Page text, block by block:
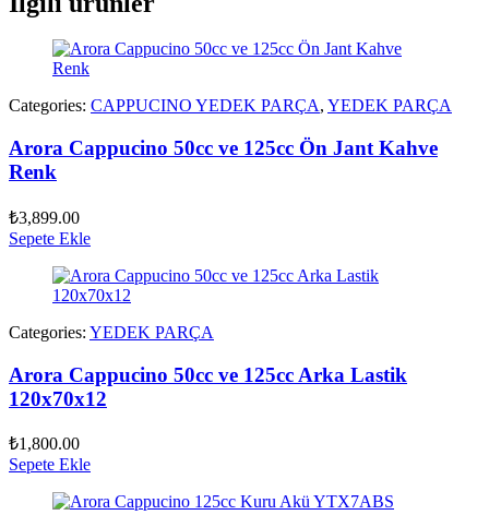
Categories: CAPPUCINO YEDEK PARÇA, YEDEK PARÇA
Arora Cappucino 50cc ve 125cc Ön Jant Kahve
Renk
₺3,899.00
Sepete Ekle
Categories: YEDEK PARÇA
Arora Cappucino 50cc ve 125cc Arka Lastik
120x70x12
₺1,800.00
Sepete Ekle